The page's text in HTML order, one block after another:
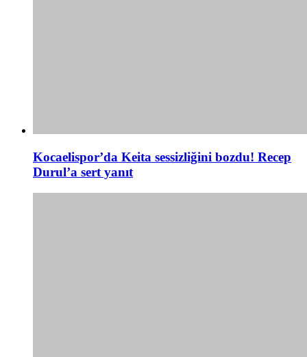
Kocaelispor’da Keita sessizliğini bozdu! Recep
Durul’a sert yanıt